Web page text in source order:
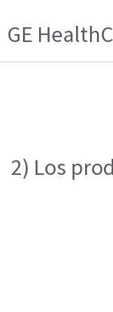
GE
2) Los